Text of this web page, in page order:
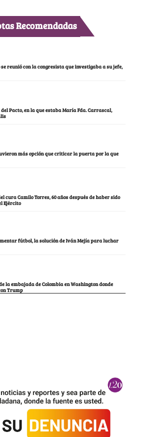
Recomendadas
reunió con la congresista que investigaba a su jefe,
Pacto, en la que estaba María Fda. Carrascal,
más opción que criticar la puerta por la que
cura Camilo Torres, 60 años después de haber sido
Ejército
fútbol, la solución de Iván Mejía para luchar
la embajada de Colombia en Washington donde
Trump